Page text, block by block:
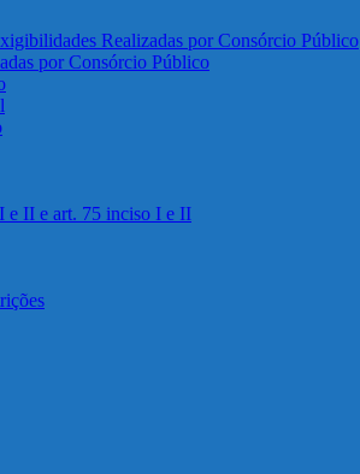
Realizadas por Consórcio Público
por Consórcio Público
e II e art. 75 inciso I e II